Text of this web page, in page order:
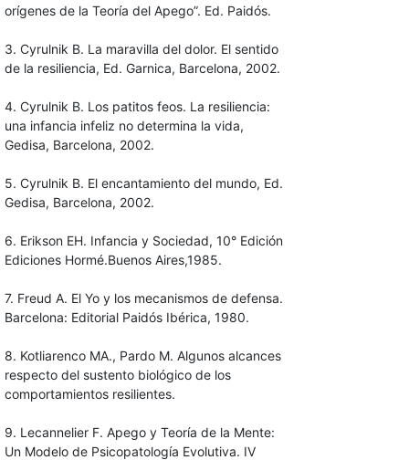
orígenes de la Teoría del Apego”. Ed. Paidós.
3. Cyrulnik B. La maravilla del dolor. El sentido
de la resiliencia, Ed. Garnica, Barcelona, 2002.
4. Cyrulnik B. Los patitos feos. La resiliencia:
una infancia infeliz no determina la vida,
Gedisa, Barcelona, 2002.
5. Cyrulnik B. El encantamiento del mundo, Ed.
Gedisa, Barcelona, 2002.
6. Erikson EH. Infancia y Sociedad, 10° Edición
Ediciones Hormé.Buenos Aires,1985.
7. Freud A. El Yo y los mecanismos de defensa.
Barcelona: Editorial Paidós Ibérica, 1980.
8. Kotliarenco MA., Pardo M. Algunos alcances
respecto del sustento biológico de los
comportamientos resilientes.
9. Lecannelier F. Apego y Teoría de la Mente:
Un Modelo de Psicopatología Evolutiva. IV